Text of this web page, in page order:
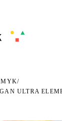
/
ULTRA